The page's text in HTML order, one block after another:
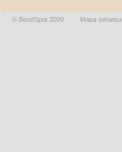
© BondSpot 2009 Mapa serwisu